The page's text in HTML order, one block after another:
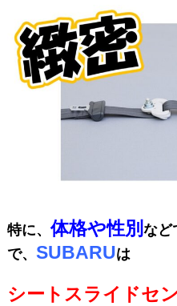
特に、体格や性別 など
で、 SUBARUは
シートスライドセ